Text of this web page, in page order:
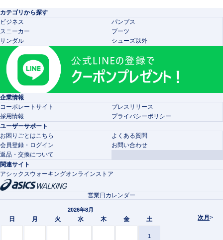
カテゴリから探す
ビジネス
パンプス
スニーカー
ブーツ
サンダル
シューズ以外
企業情報
コーポレートサイト
プレスリリース
採用情報
プライバシーポリシー
ユーザーサポート
お困りごとはこちら
よくある質問
会員登録・ログイン
お問い合わせ
返品・交換について
関連サイト
アシックスウォーキングオンラインストア
次月 >
営業日カレンダー
2026年8月
日 月 火 水 木 金 土
1